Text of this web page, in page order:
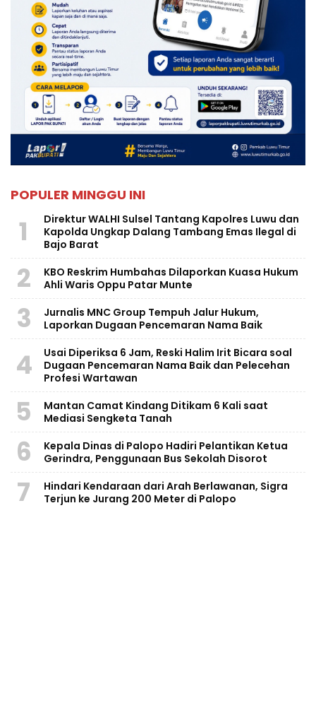
POPULER MINGGU INI
1
Direktur WALHI Sulsel Tantang Kapolres Luwu dan
Kapolda Ungkap Dalang Tambang Emas Ilegal di
Bajo Barat
2
KBO Reskrim Humbahas Dilaporkan Kuasa Hukum
Ahli Waris Oppu Patar Munte
3
Jurnalis MNC Group Tempuh Jalur Hukum,
Laporkan Dugaan Pencemaran Nama Baik
4
Usai Diperiksa 6 Jam, Reski Halim Irit Bicara soal
Dugaan Pencemaran Nama Baik dan Pelecehan
Profesi Wartawan
5
Mantan Camat Kindang Ditikam 6 Kali saat
Mediasi Sengketa Tanah
6
Kepala Dinas di Palopo Hadiri Pelantikan Ketua
Gerindra, Penggunaan Bus Sekolah Disorot
7
Hindari Kendaraan dari Arah Berlawanan, Sigra
Terjun ke Jurang 200 Meter di Palopo